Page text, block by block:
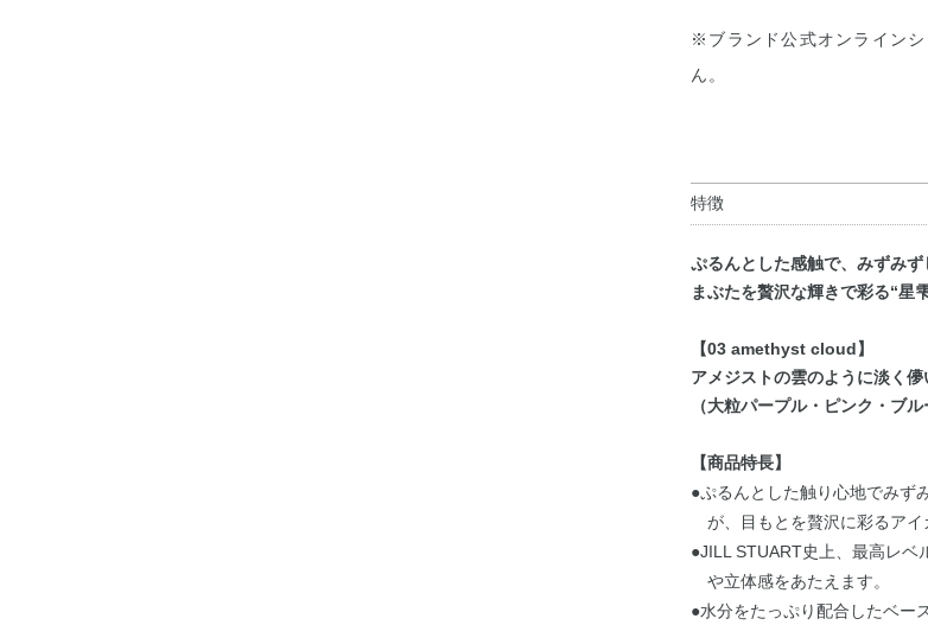
※ブランド公式オンライン
ん。
特徴
ぷるんとした感触で、みずみず
まぶたを贅沢な輝きで彩る“星
【03 amethyst cloud】
アメジストの雲のように淡く
（大粒パープル・ピンク・ブ
【商品特長】
●ぷるんとした触り心地でみず
が、目もとを贅沢に彩るアイ
●JILL STUART史上、最高レベ
や立体感をあたえます。
●水分をたっぷり配合したベー